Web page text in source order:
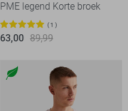
PME legend Korte broek
1
63,00 89,99